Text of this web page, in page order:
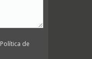
Política de